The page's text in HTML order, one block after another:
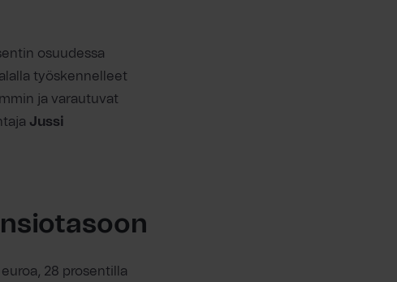
osuudessa
työskennelleet
ja varautuvat
Jussi
28 prosentilla